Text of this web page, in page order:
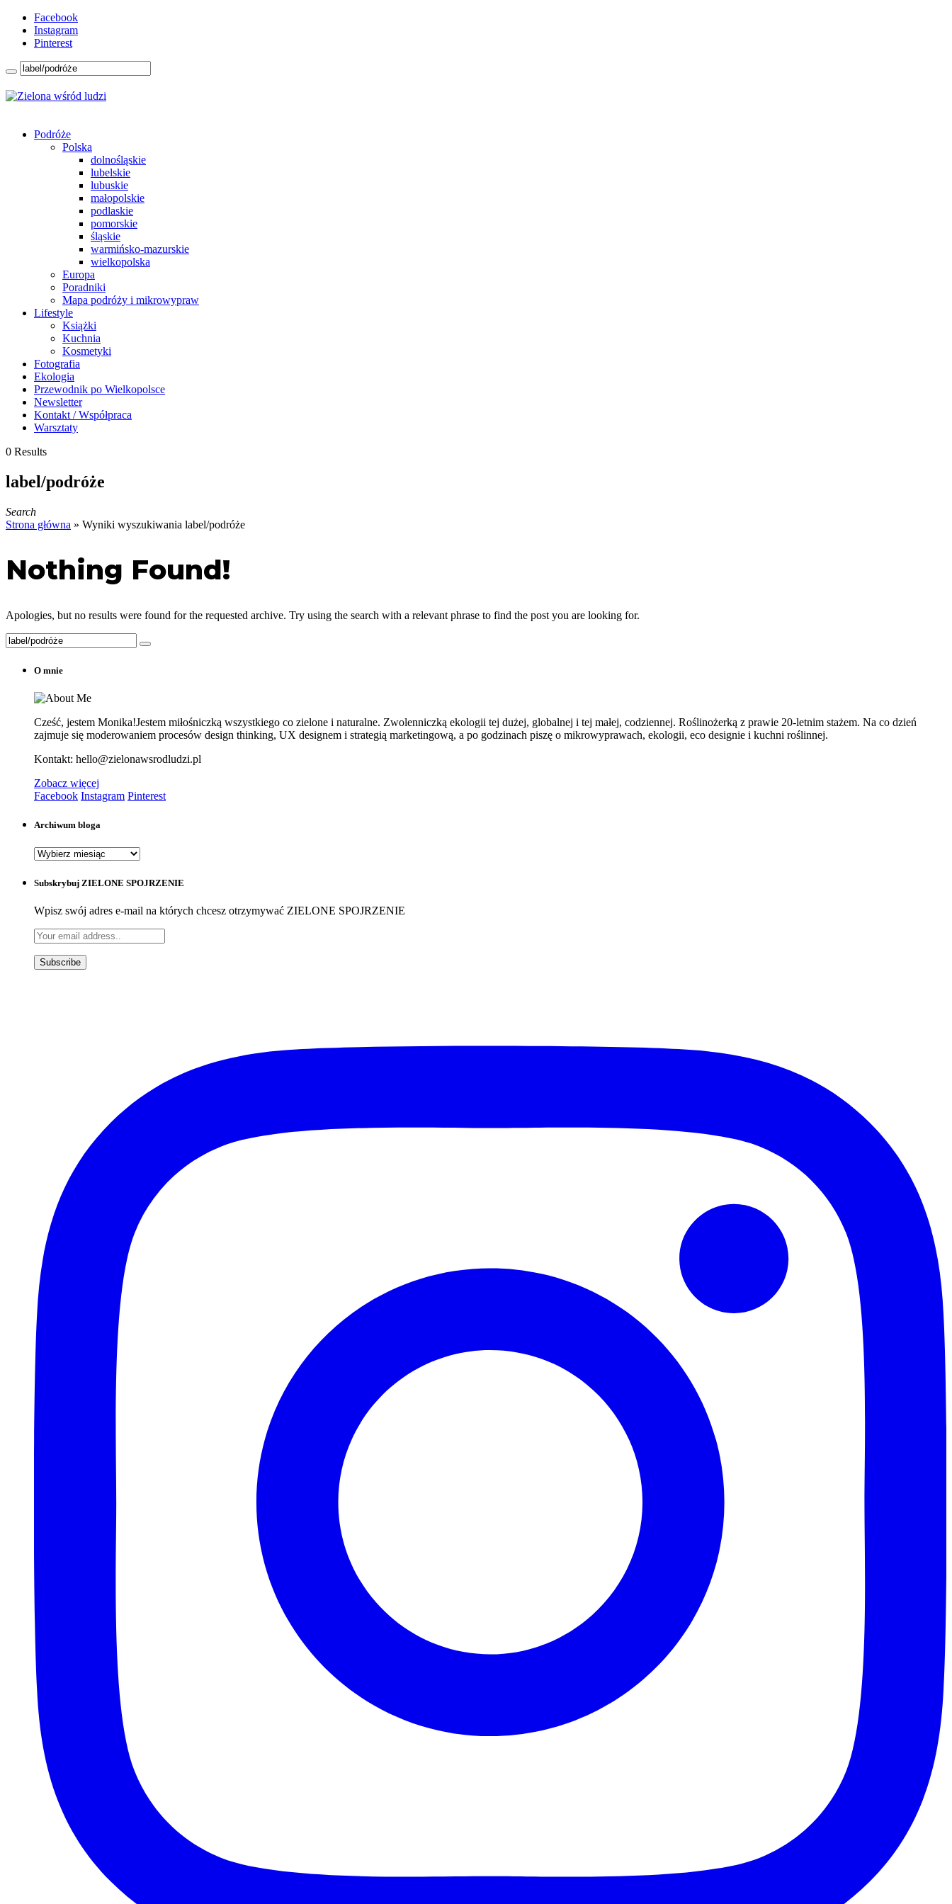
Facebook
Instagram
Pinterest
Podróże
Polska
dolnośląskie
lubelskie
lubuskie
małopolskie
podlaskie
pomorskie
śląskie
warmińsko-mazurskie
wielkopolska
Europa
Poradniki
Mapa podróży i mikrowypraw
Lifestyle
Książki
Kuchnia
Kosmetyki
Fotografia
Ekologia
Przewodnik po Wielkopolsce
Newsletter
Kontakt / Współpraca
Warsztaty
0 Results
label/podróże
Search
Strona główna » Wyniki wyszukiwania label/podróże
Nothing Found!
Apologies, but no results were found for the requested archive. Try using the search with a relevant phrase to find the post you are looking for.
Search
for:
O mnie
Cześć, jestem Monika!Jestem miłośniczką wszystkiego co zielone i naturalne. Zwolenniczką ekologii tej dużej, globalnej i tej małej, codziennej. Roślinożerką z prawie 20-letnim stażem. Na co dzień
zajmuje się moderowaniem procesów design thinking, UX designem i strategią marketingową, a po godzinach piszę o mikrowyprawach, ekologii, eco designie i kuchni roślinnej.
Kontakt: hello@zielonawsrodludzi.pl
Zobacz więcej
Facebook Instagram Pinterest
Archiwum bloga
Archiwum
Subskrybuj ZIELONE SPOJRZENIE
Wpisz swój adres e-mail na których chcesz otrzymywać ZIELONE SPOJRZENIE